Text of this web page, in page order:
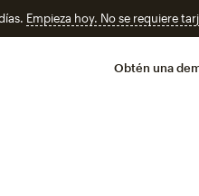
Empieza hoy. No se requiere
Obtén una